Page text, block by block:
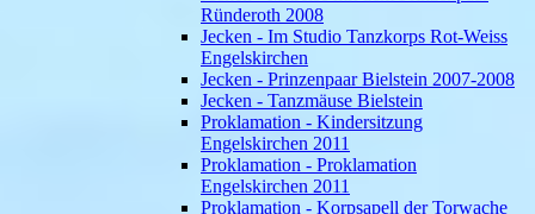
Ründeroth 2008
Jecken - Im Studio Tanzkorps Rot-Weiss
Engelskirchen
Jecken - Prinzenpaar Bielstein 2007-2008
Jecken - Tanzmäuse Bielstein
Proklamation - Kindersitzung
Engelskirchen 2011
Proklamation - Proklamation
Engelskirchen 2011
Proklamation - Korpsapell der Torwache